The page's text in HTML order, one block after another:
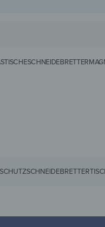
SCHNEIDEBRETTER
SCHNEIDEBRETTER